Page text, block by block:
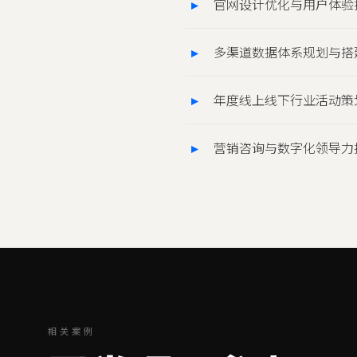
官网设计优化与用户体
多渠道数据体系规划与搭
年度线上线下行业活动
营销咨询与数字化领导
相关案例